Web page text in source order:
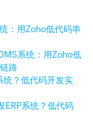
系统：用Zoho低
路
ERP系统？低代码